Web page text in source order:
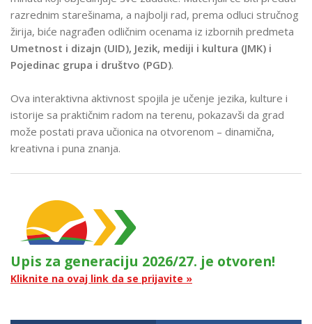
razrednim starešinama, a najbolji rad, prema odluci stručnog
žirija, biće nagrađen odličnim ocenama iz izbornih predmeta
Umetnost i dizajn (UID), Jezik, mediji i kultura (JMK) i
Pojedinac grupa i društvo (PGD).
Ova interaktivna aktivnost spojila je učenje jezika, kulture i
istorije sa praktičnim radom na terenu, pokazavši da grad
može postati prava učionica na otvorenom – dinamična,
kreativna i puna znanja.
Upis za generaciju 2026/27. je otvoren!
Kliknite na ovaj link da se prijavite »